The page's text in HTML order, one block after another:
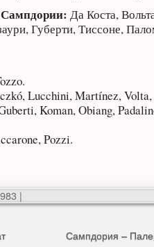
Да Коста,
Губерти, Тиссоне,
Lucchini, Martínez,
Koman, Obiang,
Pozzi.
|
Сампдория –